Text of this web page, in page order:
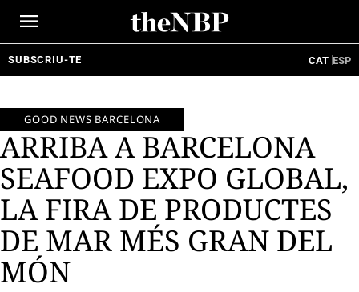
SUBSCRIU-TE CAT ESP
GOOD NEWS BARCELONA
ARRIBA A BARCELONA
SEAFOOD EXPO GLOBAL,
LA FIRA DE PRODUCTES
DE MAR MÉS GRAN DEL
MÓN